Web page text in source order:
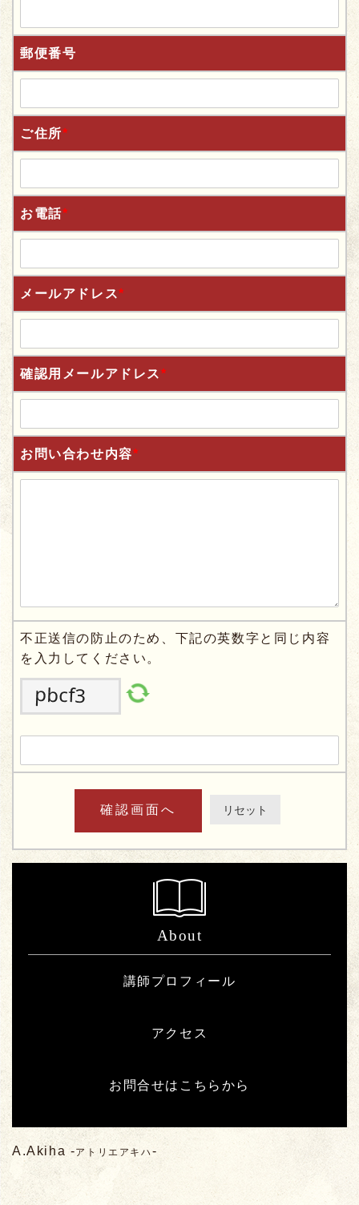
郵便番号
ご住所*
お電話*
メールアドレス*
確認用メールアドレス*
お問い合わせ内容*
不正送信の防止のため、下記の英数字と同じ内容
を入力してください。
About
講師プロフィール
アクセス
お問合せはこちらから
A.Akiha -アトリエアキハ-